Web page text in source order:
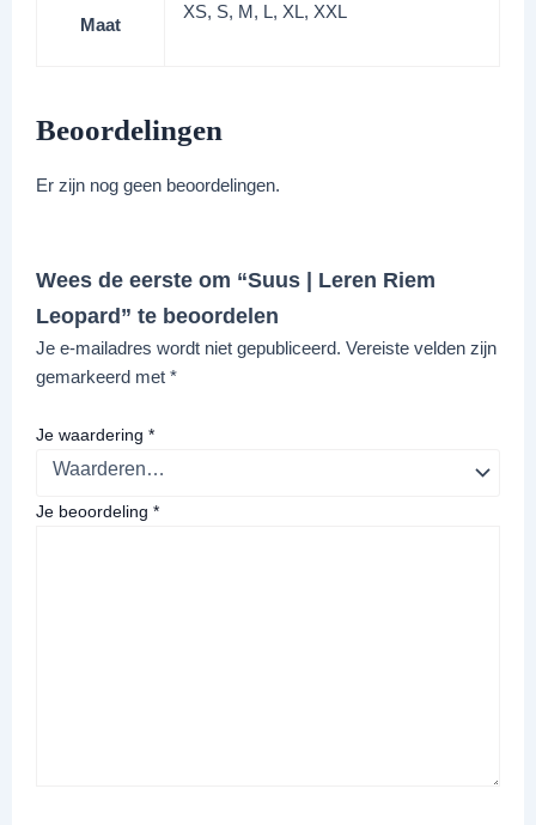
Maat
XS, S, M, L, XL, XXL
Beoordelingen
Er zijn nog geen beoordelingen.
Wees de eerste om “Suus | Leren Riem
Leopard” te beoordelen
Je e-mailadres wordt niet gepubliceerd. Vereiste velden zijn
gemarkeerd met *
Je waardering *
Je beoordeling *